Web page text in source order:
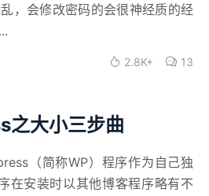
，会修改密码的会很神经质的经
2.8K+ 13
之大小三步曲
（简称WP）程序作为自己独
在安装时以其他博客程序略有不